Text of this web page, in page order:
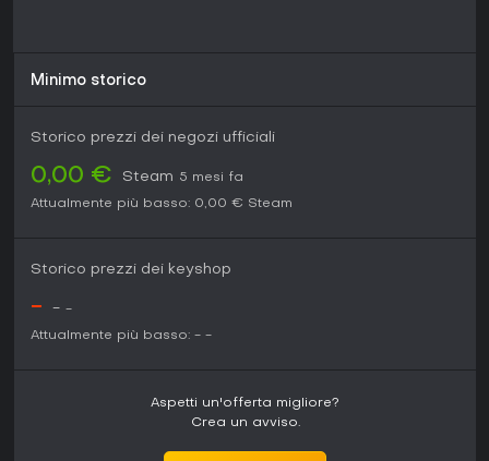
Minimo storico
Storico prezzi dei negozi ufficiali
0,00 € Steam 5 mesi fa
Attualmente più basso: 0,00 € Steam
Storico prezzi dei keyshop
- - -
Attualmente più basso: - -
Aspetti un'offerta migliore?
Crea un avviso.